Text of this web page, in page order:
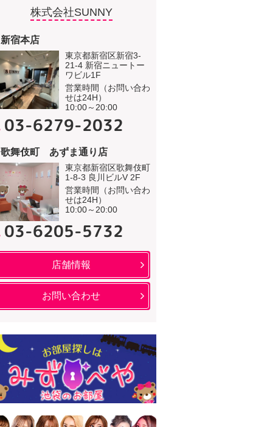
株式会社SUNNY
新宿本店
東京都新宿区新宿3-
21-4 新宿ニュートー
ワビル1F
営業時間（お問い合わ
せは24H）
10:00～20:00
03-6279-2032
歌舞伎町 あずま通り店
東京都新宿区歌舞伎町
1-8-3 良川ビルV 2F
営業時間（お問い合わ
せは24H）
10:00～20:00
03-6205-5732
店舗情報
お問い合わせ